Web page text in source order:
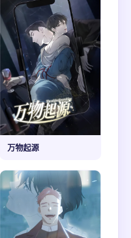
万物起源